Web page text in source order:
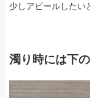
少しアピールしたい
濁り時には下